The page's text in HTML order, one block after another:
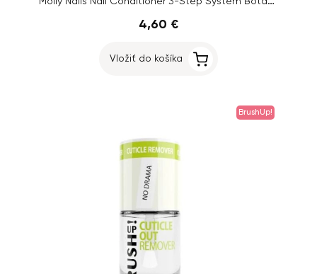
4,60 €
Vložiť do košíka
BrushUp!